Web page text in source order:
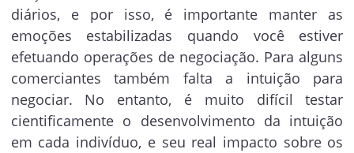
diários, e por isso, é importante manter as
emoções estabilizadas quando você estiver
efetuando operações de negociação. Para alguns
comerciantes também falta a intuição para
negociar. No entanto, é muito difícil testar
cientificamente o desenvolvimento da intuição
em cada indivíduo, e seu real impacto sobre os